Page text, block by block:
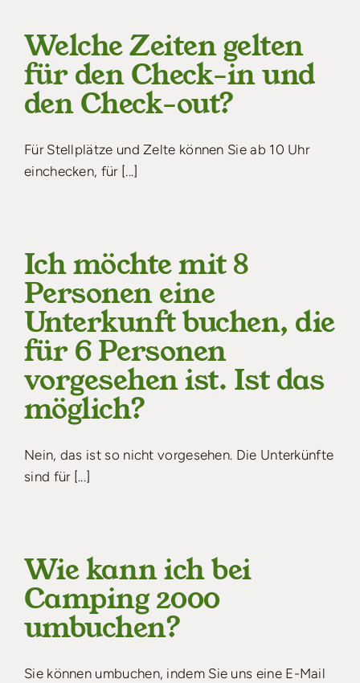
Welche Zeiten gelten
für den Check-in und
den Check-out?
Für Stellplätze und Zelte können Sie ab 10 Uhr
einchecken, für [...]
Ich möchte mit 8
Personen eine
Unterkunft buchen, die
für 6 Personen
vorgesehen ist. Ist das
möglich?
Nein, das ist so nicht vorgesehen. Die Unterkünfte
sind für [...]
Wie kann ich bei
Camping 2000
umbuchen?
Sie können umbuchen, indem Sie uns eine E-Mail